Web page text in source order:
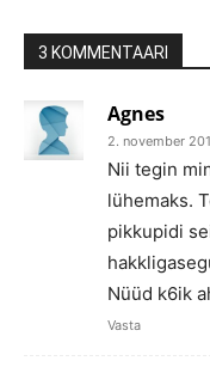
3 KOMMENTAARI
Agnes
2. november
Nii tegin
lühemaks.
pikkupidi
Nüüd k6ik
Vasta